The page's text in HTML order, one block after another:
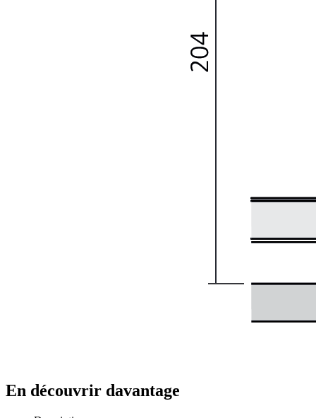
En découvrir davantage